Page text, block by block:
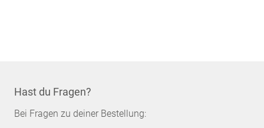
Hast du Fragen?
Bei Fragen zu deiner Bestellung: